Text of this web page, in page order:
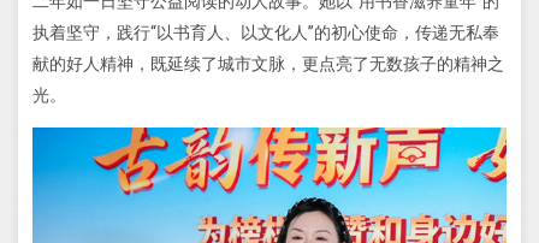
执着坚守，践行“以书育人、以文化人”的初心使命，传递无私奉
献的好人精神，既延续了城市文脉，更点亮了无数孩子的精神之
光。